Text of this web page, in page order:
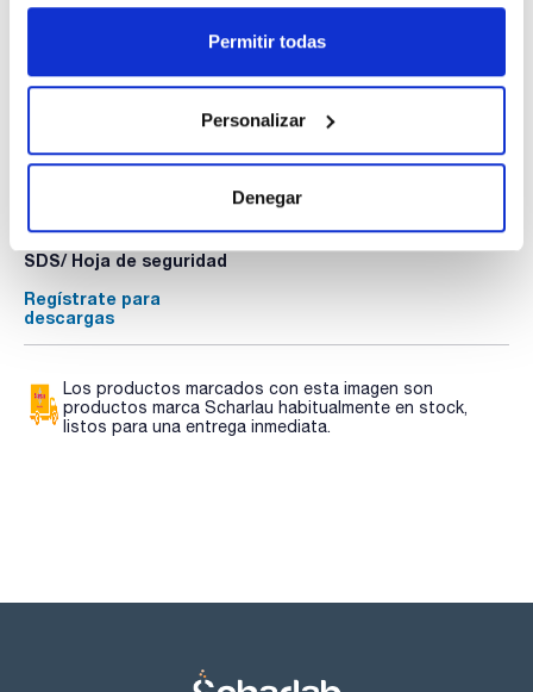
Permitir todas
Personalizar
Denegar
Documentación técnica
SDS/ Hoja de seguridad
Regístrate para
descargas
Los productos marcados con esta imagen son
productos marca Scharlau habitualmente en stock,
listos para una entrega inmediata.